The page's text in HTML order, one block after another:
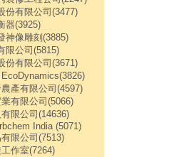
份有限公司(3477)
器(3925)
神像雕刻(3885)
限公司(5815)
份有限公司(3671)
產有限公司(4597)
有限公司(5066)
限公司(14636)
India (5071)
限公司(7513)
作室(7264)